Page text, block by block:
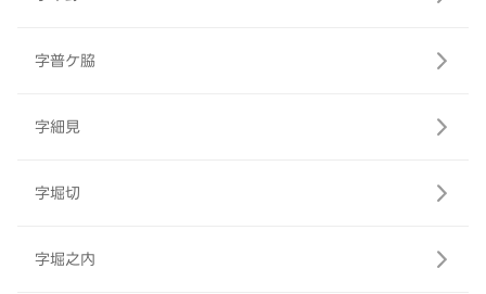
字普ケ脇
字細見
字堀切
字堀之内